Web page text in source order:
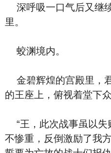
深呼吸一口气后又继
里。
蛟渊境内。
金碧辉煌的宫殿里，
的王座上，俯视着堂下众
“王，此次战事虽以失
不惨重，反倒激励了我